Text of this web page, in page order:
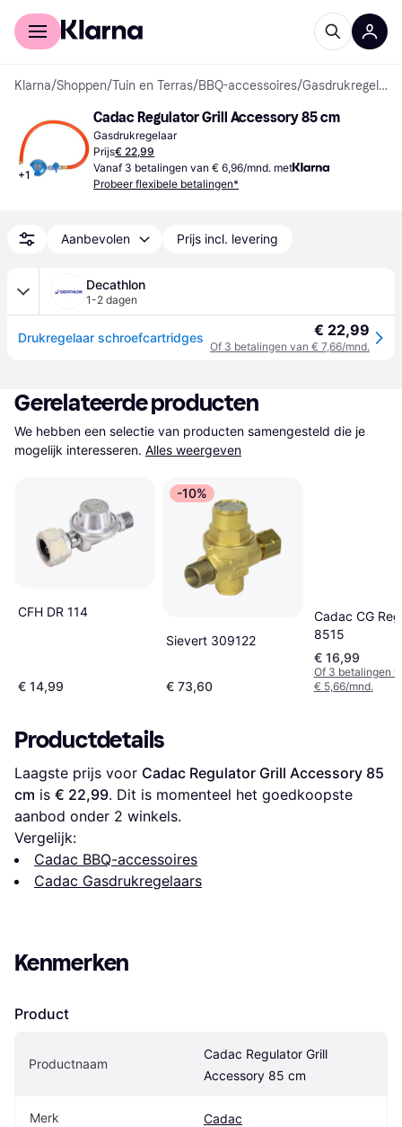
Voor shoppers
Klarna/Shoppen/Tuin en Terras/BBQ-accessoires/ Gasdrukregelaars
+1
Cadac Regulator Grill Accessory 85 cm
Gasdrukregelaar
Prijs€ 22,99
Vanaf 3 betalingen van € 6,96/mnd. met
Probeer flexibele betalingen*
Aanbevolen Prijs incl. levering
Decathlon
1-2 dagen
Drukregelaar schroefcartridges € 22,99
Of 3 betalingen van € 7,66/mnd.
Gerelateerde producten
We hebben een selectie van producten samengesteld die je
mogelijk interesseren. Alles weergeven
CFH DR 114
€ 14,99
-10%
Sievert 309122
€ 73,60
Cadac CG
8515
€ 16,99
Of 3 betalingen
€ 5,66/mnd.
Productdetails
Laagste prijs voor Cadac Regulator Grill Accessory 85
cm is € 22,99. Dit is momenteel het goedkoopste
aanbod onder 2 winkels.
Vergelijk:
Cadac BBQ-accessoires
Cadac Gasdrukregelaars
Kenmerken
Product
Productnaam
Cadac Regulator Grill
Accessory 85 cm
Merk Cadac